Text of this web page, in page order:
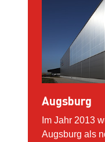
Augsburg
Im Jahr 2013
Augsburg als